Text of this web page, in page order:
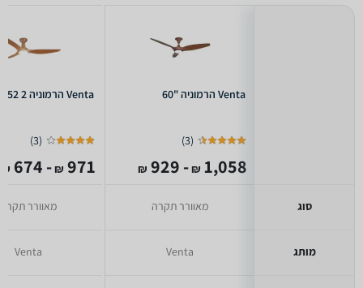
סוג
מותג
Venta הרמוניה "60
(
3
)
1,058
₪
- 929
₪
מאוורר תקרה
Venta
Venta הרמוניה 2 52''
(
3
)
971
₪
- 674
₪
מאוורר תקרה
Venta